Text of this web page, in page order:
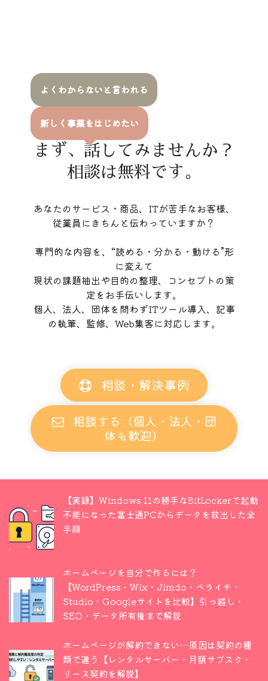
よくわからないと言われる
新しく事業をはじめたい
まず、話してみませんか？
相談は無料です。
あなたのサービス・商品、ITが苦手なお客様、
従業員にきちんと伝わっていますか？
専門的な内容を、“読める・分かる・動ける”形
に変えて
現状の課題抽出や目的の整理、コンセプトの策
定をお手伝いします。
個人、法人、団体を問わずITツール導入、記事
の執筆、監修、Web集客に対応します。
相談・解決事例
相談する（個人・法人・団
体も歓迎）
【実録】Windows 11の勝手なBitLockerで起動
不能になった富士通PCからデータを救出した全
手順
ホームページを自分で作るには？
【WordPress・Wix・Jimdo・ペライチ・
Studio・Googleサイトを比較】引っ越し・
SEO・データ所有権まで解説
ホームページが解約できない…原因は契約の種
類で違う【レンタルサーバー・月額サブスク・
リース契約を解説】